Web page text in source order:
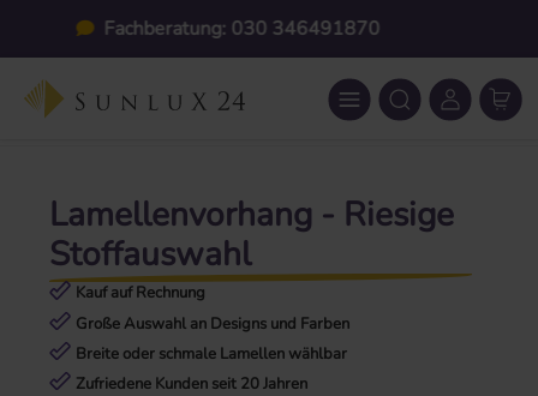
Zum Hauptinhalt springenIndividuelle Maßanfertigung
Lamellenvorhang - Riesige
Stoffauswahl
Kauf auf Rechnung
Große Auswahl an Designs und Farben
Breite oder schmale Lamellen wählbar
Zufriedene Kunden seit 20 Jahren